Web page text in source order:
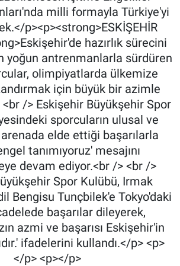
milli formayla Türkiye'yi
p><p><strong>ESKİŞEHİR
hazırlık sürecini
yoğun antrenmanlarla sürdüren
olimpiyatlarda ülkemize
için büyük bir azimle
<br /> Eskişehir Büyükşehir Spor
sporcuların ulusal ve
elde ettiği başarılarla
tanımıyoruz' mesajını
devam ediyor.<br /> <br />
Spor Kulübü, Irmak
Bengisu Tunçbilek'e Tokyo'daki
başarılar dileyerek,
azmi ve başarısı Eskişehir'in
ifadelerini kullandı.</p> <p>
</p> <p></p>